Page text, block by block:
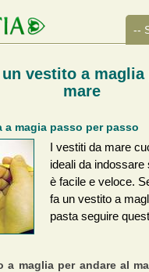
vestito a maglia
mare
a magia passo per passo
I vestiti da mare
ideali da
è facile e veloce.
fa un vestito a
pasta seguire
a maglia per andare al